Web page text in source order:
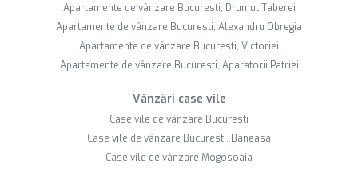
Apartamente de vânzare Bucuresti, Drumul Taberei
Apartamente de vânzare Bucuresti, Alexandru Obregia
Apartamente de vânzare Bucuresti, Victoriei
Apartamente de vânzare Bucuresti, Aparatorii Patriei
Vânzări case vile
Case vile de vânzare Bucuresti
Case vile de vânzare Bucuresti, Baneasa
Case vile de vânzare Mogosoaia